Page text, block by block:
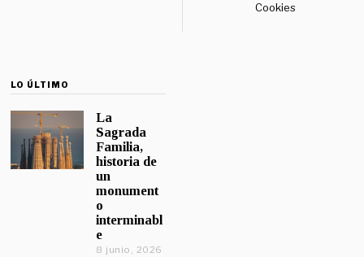
Cookies
LO ÚLTIMO
La
Sagrada
Familia,
historia de
un
monument
o
interminabl
e
8 junio, 2026